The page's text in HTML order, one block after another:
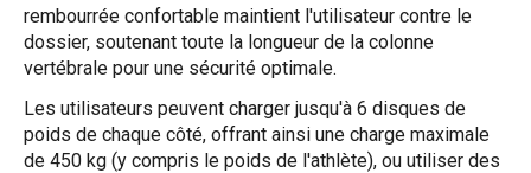
rembourrée confortable maintient l'utilisateur contre le
dossier, soutenant toute la longueur de la colonne
vertébrale pour une sécurité optimale.
Les utilisateurs peuvent charger jusqu'à 6 disques de
poids de chaque côté, offrant ainsi une charge maximale
de 450 kg (y compris le poids de l'athlète), ou utiliser des